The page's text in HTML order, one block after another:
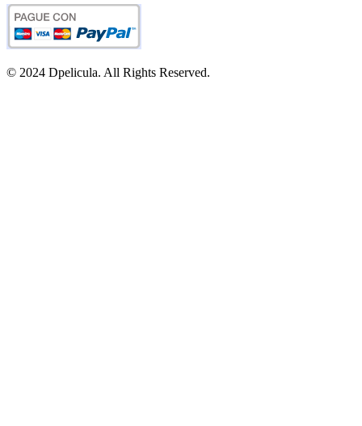
© 2024 Dpelicula. All Rights Reserved.